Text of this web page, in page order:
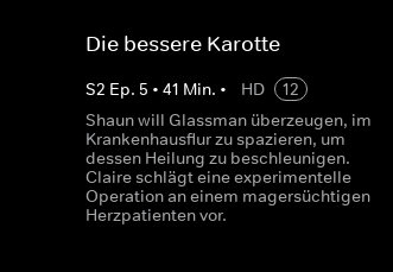
Die bessere Karotte
S2 Ep. 5 • 41 Min. • HD
12
Shaun will Glassman überzeugen, im
Krankenhausflur zu spazieren, um
dessen Heilung zu beschleunigen.
Claire schlägt eine experimentelle
Operation an einem magersüchtigen
Herzpatienten vor.